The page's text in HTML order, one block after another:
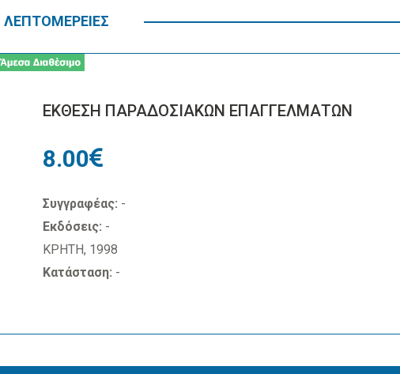
ΛΕΠΤΟΜΕΡΕΙΕΣ
ΕΚΘΕΣΗ ΠΑΡΑΔΟΣΙΑΚΩΝ ΕΠΑΓΓΕΛΜΑΤΩΝ
8.00
Συγγραφέας: -
Εκδόσεις: -
ΚΡΗΤΗ, 1998
Κατάσταση: -